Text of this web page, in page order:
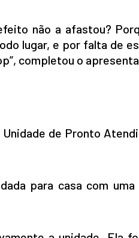
não a afastou?
lugar, e por falta de
completou o
de Pronto
para casa com